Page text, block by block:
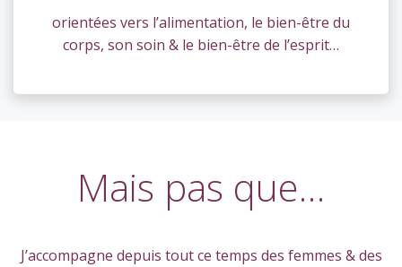
orientées vers l’alimentation, le bien-être du
corps, son soin & le bien-être de l’esprit…
Mais pas que…
J’accompagne depuis tout ce temps des femmes & des